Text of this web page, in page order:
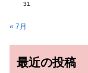
31
« 7月
最近の投稿